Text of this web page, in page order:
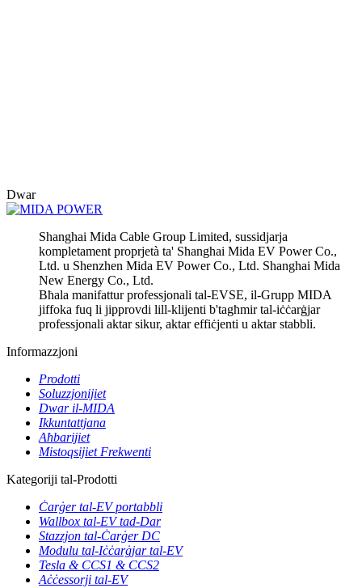
Dwar
Shanghai Mida Cable Group Limited, sussidjarja
kompletament proprjetà ta' Shanghai Mida EV Power Co.,
Ltd. u Shenzhen Mida EV Power Co., Ltd. Shanghai Mida
New Energy Co., Ltd.
Bħala manifattur professjonali tal-EVSE, il-Grupp MIDA
jiffoka fuq li jipprovdi lill-klijenti b'tagħmir tal-iċċarġjar
professjonali aktar sikur, aktar effiċjenti u aktar stabbli.
Informazzjoni
Prodotti
Soluzzjonijiet
Dwar il-MIDA
Ikkuntattjana
Aħbarijiet
Mistoqsijiet Frekwenti
Kategoriji tal-Prodotti
Ċarġer tal-EV portabbli
Wallbox tal-EV tad-Dar
Stazzjon tal-Ċarġer DC
Modulu tal-Iċċarġjar tal-EV
Tesla & CCS1 & CCS2
Aċċessorji tal-EV